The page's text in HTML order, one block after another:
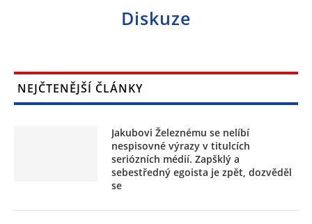
Diskuze
NEJČTENĚJŠÍ ČLÁNKY
Jakubovi Železnému se nelíbí
nespisovné výrazy v titulcích
seriózních médií. Zapšklý a
sebestředný egoista je zpět, dozvěděl
se